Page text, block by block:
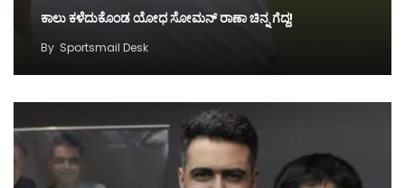
ಕಾಲು ಕಳೆದುಕೊಂಡ ಯೋಧ ಸೋಮನ್ ರಾಣಾ ಚಿನ್ನ ಗೆದ್ದ!
By Sportsmail Desk